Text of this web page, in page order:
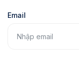
Email